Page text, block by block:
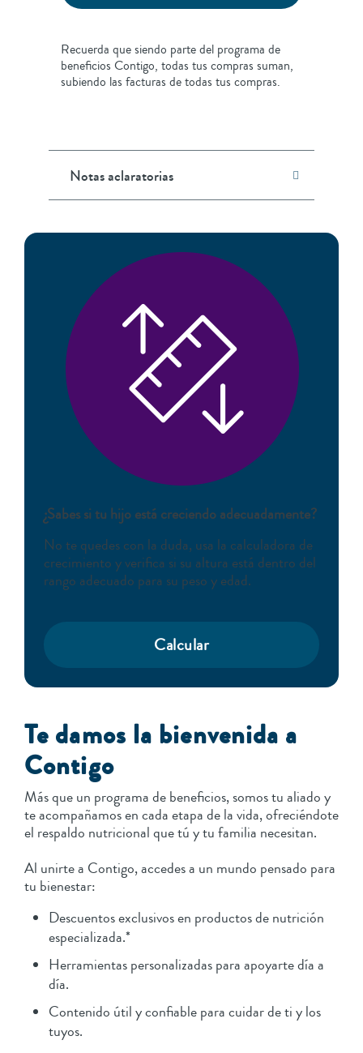
Recuerda que siendo parte del programa de
beneficios Contigo, todas tus compras suman,
subiendo las facturas de todas tus compras.
Notas aclaratorias
¿Sabes si tu hijo está creciendo adecuadamente?
No te quedes con la duda, usa la calculadora de
crecimiento y verifica si su altura está dentro del
rango adecuado para su peso y edad.
Calcular
Te damos la bienvenida a
Contigo
Más que un programa de beneficios, somos tu aliado y
te acompañamos en cada etapa de la vida, ofreciéndote
el respaldo nutricional que tú y tu familia necesitan.
Al unirte a Contigo, accedes a un mundo pensado para
tu bienestar:
Descuentos exclusivos en productos de nutrición
especializada.*
Herramientas personalizadas para apoyarte día a
día.
Contenido útil y confiable para cuidar de ti y los
tuyos.